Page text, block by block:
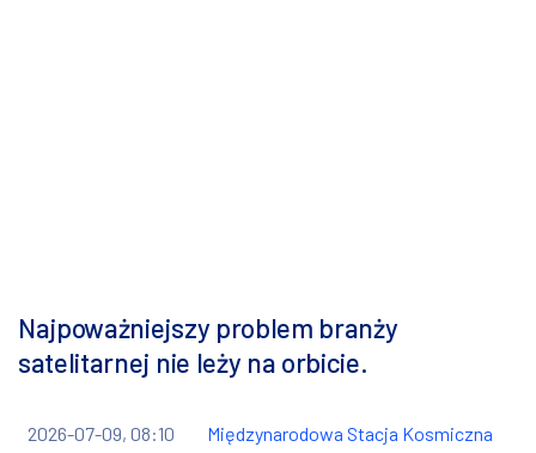
Najpoważniejszy problem branży
satelitarnej nie leży na orbicie.
2026-07-09, 08:10 Międzynarodowa Stacja Kosmiczna